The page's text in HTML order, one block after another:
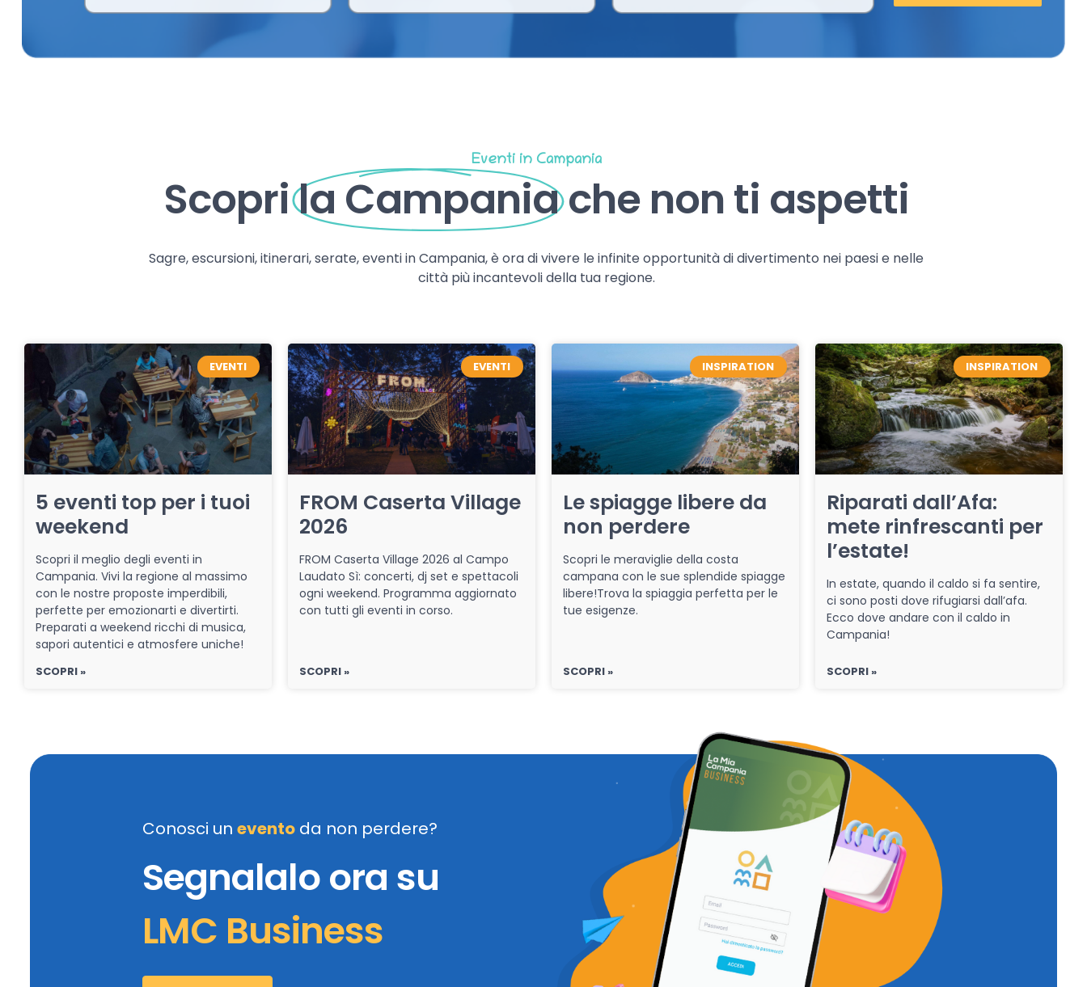
Eventi in Campania
Scoprila Campaniache non ti aspetti
Sagre, escursioni, itinerari, serate, eventi in Campania, è ora di vivere le infinite opportunità di divertimento nei paesi e nelle
città più incantevoli della tua regione.
EVENTI
5 eventi top per i tuoi
weekend
Scopri il meglio degli eventi in
Campania. Vivi la regione al massimo
con le nostre proposte imperdibili,
perfette per emozionarti e divertirti.
Preparati a weekend ricchi di musica,
sapori autentici e atmosfere uniche!
SCOPRI »
EVENTI
FROM Caserta Village
2026
FROM Caserta Village 2026 al Campo
Laudato Sì: concerti, dj set e spettacoli
ogni weekend. Programma aggiornato
con tutti gli eventi in corso.
SCOPRI »
INSPIRATION
Le spiagge libere da
non perdere
Scopri le meraviglie della costa
campana con le sue splendide spiagge
libere!Trova la spiaggia perfetta per le
tue esigenze.
SCOPRI »
INSPIRATION
Riparati dall’Afa:
mete rinfrescanti per
l’estate!
In estate, quando il caldo si fa sentire,
ci sono posti dove rifugiarsi dall’afa.
Ecco dove andare con il caldo in
Campania!
SCOPRI »
Conosci un evento da non perdere?
Segnalalo ora su
LMC Business